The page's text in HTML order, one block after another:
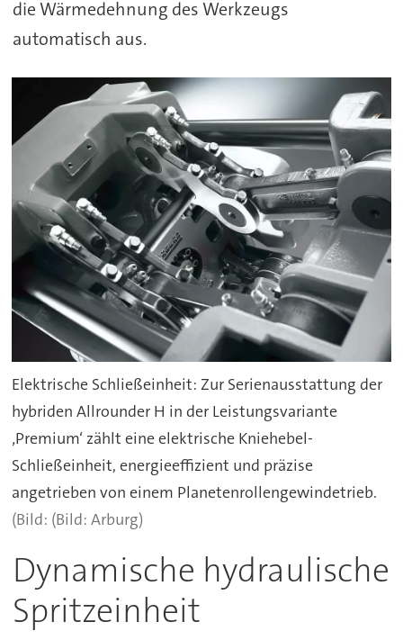
die Wärmedehnung des Werkzeugs
automatisch aus.
Elektrische Schließeinheit: Zur Serienausstattung der
hybriden Allrounder H in der Leistungsvariante
‚Premium‘ zählt eine elektrische Kniehebel-
Schließeinheit, energieeffizient und präzise
angetrieben von einem Planetenrollengewindetrieb.
(Bild: Arburg)
Dynamische hydraulische
Spritzeinheit